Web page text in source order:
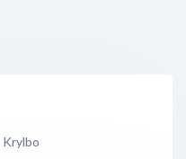
Krylbo